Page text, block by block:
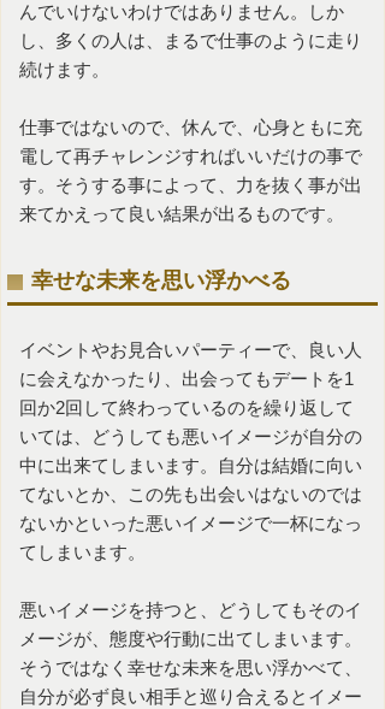
んでいけないわけではありません。しか
し、多くの人は、まるで仕事のように走り
続けます。
仕事ではないので、休んで、心身ともに充
電して再チャレンジすればいいだけの事で
す。そうする事によって、力を抜く事が出
来てかえって良い結果が出るものです。
幸せな未来を思い浮かべる
イベントやお見合いパーティーで、良い人
に会えなかったり、出会ってもデートを1
回か2回して終わっているのを繰り返して
いては、どうしても悪いイメージが自分の
中に出来てしまいます。自分は結婚に向い
てないとか、この先も出会いはないのでは
ないかといった悪いイメージで一杯になっ
てしまいます。
悪いイメージを持つと、どうしてもそのイ
メージが、態度や行動に出てしまいます。
そうではなく幸せな未来を思い浮かべて、
自分が必ず良い相手と巡り合えるとイメー